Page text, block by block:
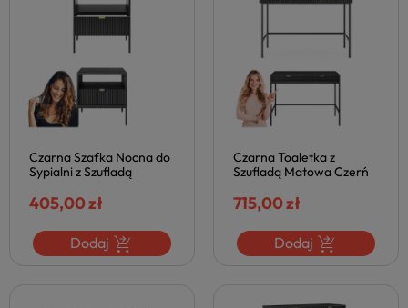
Czarna Szafka Nocna do
Sypialni z Szufladą
Nowoczesne Metalowe
Nogi NOVA
405,00 zł
Dodaj
Czarna Toaletka z
Szufladą Matowa Czerń
Laminowana NOVA
715,00 zł
Dodaj